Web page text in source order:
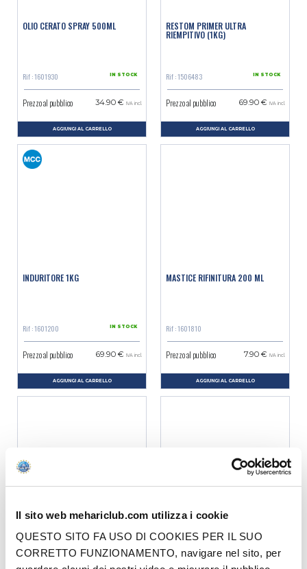
Il sito web mehariclub.com utilizza i cookie
QUESTO SITO FA USO DI COOKIES PER IL SUO
CORRETTO FUNZIONAMENTO, navigare nel sito, per
OLIO CERATO SPRAY 500ML
Rif : 1601930 IN STOCK
Prezzo al pubblico 34.90 € IVA incl.
AGGIUNGI AL CARRELLO
RESTOM PRIMER ULTRA
RIEMPITIVO (1KG)
Rif : 1506483 IN STOCK
Prezzo al pubblico 69.90 € IVA incl.
AGGIUNGI AL CARRELLO
INDURITORE 1KG
Rif : 1601200 IN STOCK
Prezzo al pubblico 69.90 € IVA incl.
AGGIUNGI AL CARRELLO
MASTICE RIFINITURA 200 ML
Rif : 1601810
Prezzo al pubblico 7.90 € IVA incl.
AGGIUNGI AL CARRELLO
RESTOM STUCCO DI FINITURA
POLIESTERE (250G)
MASTICE POLIESTERE 170ML